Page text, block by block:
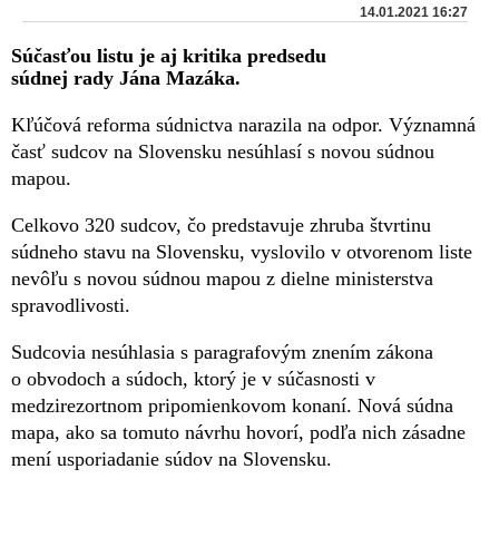
14.01.2021 16:27
Súčasťou listu je aj kritika predsedu
súdnej rady Jána Mazáka.
Kľúčová reforma súdnictva narazila na odpor. Významná
časť sudcov na Slovensku nesúhlasí s novou súdnou
mapou.
Celkovo 320 sudcov, čo predstavuje zhruba štvrtinu
súdneho stavu na Slovensku, vyslovilo v otvorenom liste
nevôľu s novou súdnou mapou z dielne ministerstva
spravodlivosti.
Sudcovia nesúhlasia s paragrafovým znením zákona
o obvodoch a súdoch, ktorý je v súčasnosti v
medzirezortnom pripomienkovom konaní. Nová súdna
mapa, ako sa tomuto návrhu hovorí, podľa nich zásadne
mení usporiadanie súdov na Slovensku.